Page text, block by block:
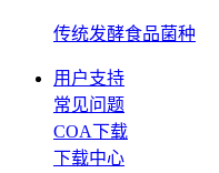
传统发酵食品菌种
用户支持
常见问题
COA下载
下载中心